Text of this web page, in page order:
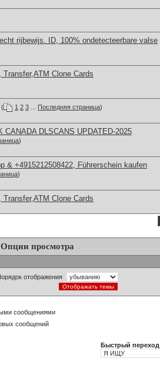
rijbewijs. ID, 100% ondetecteerbare valse
Clone Cards
( 1 2 3 Последняя страница)
DLSCANS UPDATED-2025
)
& +4915212508422, Führerschein kaufen
)
Clone Cards
Опции просмотра
отображения
сообщениями
сообщений
Быстрый переход